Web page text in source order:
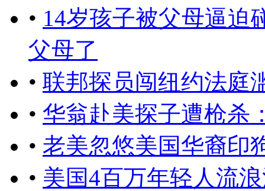
• 14岁孩子被父母逼迫
父母了
• 联邦探员闯纽约法庭
• 华翁赴美探子遭枪杀
• 老美忽悠美国华裔印
• 美国4百万年轻人流